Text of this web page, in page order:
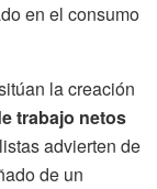
en el consumo
la creación
trabajo netos
advierten de
de un